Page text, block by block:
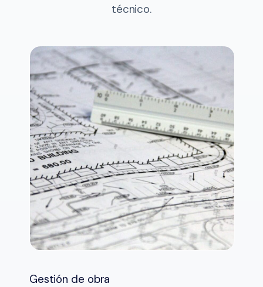
técnico.
Gestión de obra